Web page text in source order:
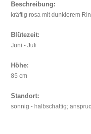
Beschreibung:
kräftig rosa mit dunklerem
Blütezeit:
Juni - Juli
Höhe:
85 cm
Standort:
sonnig - halbschattig;